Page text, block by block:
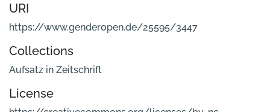
URI
https://www.genderopen.de/25595/3447
Collections
Aufsatz in Zeitschrift
License